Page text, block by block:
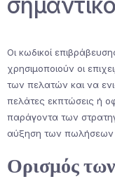
Οι κωδικοί
χρησιμοποιούν οι
των πελατών και να
πελάτες εκπτώσεις ή
παράγοντα των
αύξηση των πωλήσεων
Ορισμός